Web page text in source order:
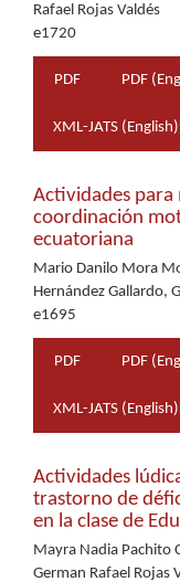
Rafael Rojas Valdés
e1720
PDF PDF
XML-JATS (English)
Actividades
coordinación
ecuatoriana
Mario Danilo Mora
Hernández Gallardo,
e1695
PDF PDF
XML-JATS (English)
Actividades
trastorno de
en la clase de
Mayra Nadia Pachito
German Rafael Rojas